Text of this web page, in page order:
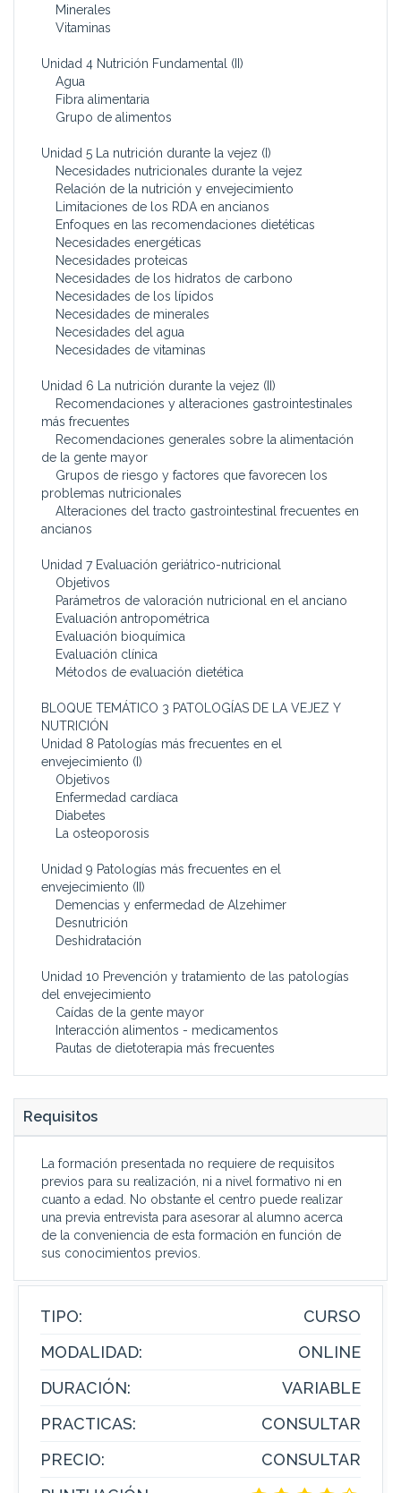
Minerales
Vitaminas
Unidad 4 Nutrición Fundamental (II)
Agua
Fibra alimentaria
Grupo de alimentos
Unidad 5 La nutrición durante la vejez (I)
Necesidades nutricionales durante la vejez
Relación de la nutrición y envejecimiento
Limitaciones de los RDA en ancianos
Enfoques en las recomendaciones dietéticas
Necesidades energéticas
Necesidades proteicas
Necesidades de los hidratos de carbono
Necesidades de los lípidos
Necesidades de minerales
Necesidades del agua
Necesidades de vitaminas
Unidad 6 La nutrición durante la vejez (II)
Recomendaciones y alteraciones gastrointestinales
más frecuentes
Recomendaciones generales sobre la alimentación
de la gente mayor
Grupos de riesgo y factores que favorecen los
problemas nutricionales
Alteraciones del tracto gastrointestinal frecuentes en
ancianos
Unidad 7 Evaluación geriátrico-nutricional
Objetivos
Parámetros de valoración nutricional en el anciano
Evaluación antropométrica
Evaluación bioquímica
Evaluación clínica
Métodos de evaluación dietética
BLOQUE TEMÁTICO 3 PATOLOGÍAS DE LA VEJEZ Y
NUTRICIÓN
Unidad 8 Patologías más frecuentes en el
envejecimiento (I)
Objetivos
Enfermedad cardíaca
Diabetes
La osteoporosis
Unidad 9 Patologías más frecuentes en el
envejecimiento (II)
Demencias y enfermedad de Alzehimer
Desnutrición
Deshidratación
Unidad 10 Prevención y tratamiento de las patologías
del envejecimiento
Caídas de la gente mayor
Interacción alimentos - medicamentos
Pautas de dietoterapia más frecuentes
Requisitos
La formación presentada no requiere de requisitos
previos para su realización, ni a nivel formativo ni en
cuanto a edad. No obstante el centro puede realizar
una previa entrevista para asesorar al alumno acerca
de la conveniencia de esta formación en función de
sus conocimientos previos.
TIPO:
CURSO
MODALIDAD:
ONLINE
DURACIÓN:
VARIABLE
PRACTICAS:
CONSULTAR
PRECIO:
CONSULTAR